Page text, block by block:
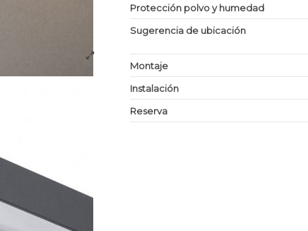
Protección polvo y humedad
Sugerencia de ubicación
Montaje
Instalación
Reserva